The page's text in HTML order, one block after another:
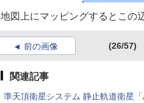
地図上にマッピングするとこの
前の画像 (26/57)
関連記事
準天頂衛星システム 静止軌道衛星「